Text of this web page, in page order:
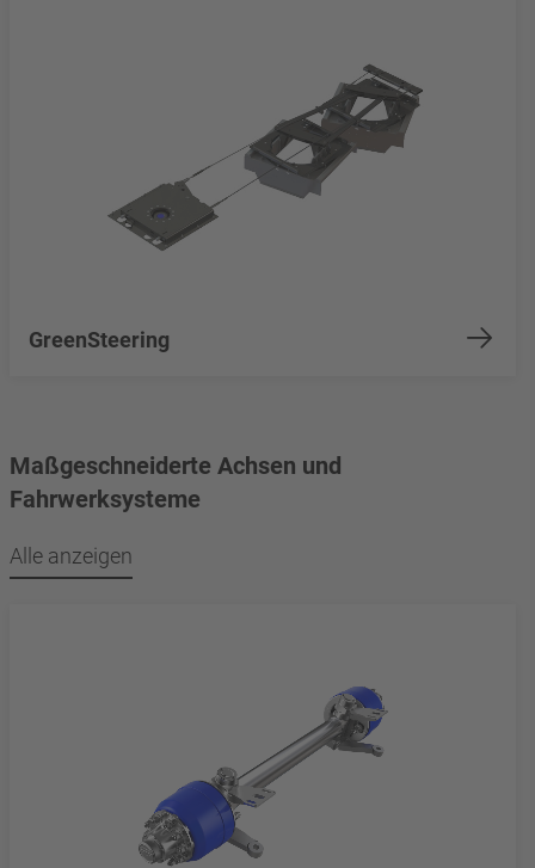
GreenSteering
Maßgeschneiderte Achsen und
Fahrwerksysteme
Alle anzeigen